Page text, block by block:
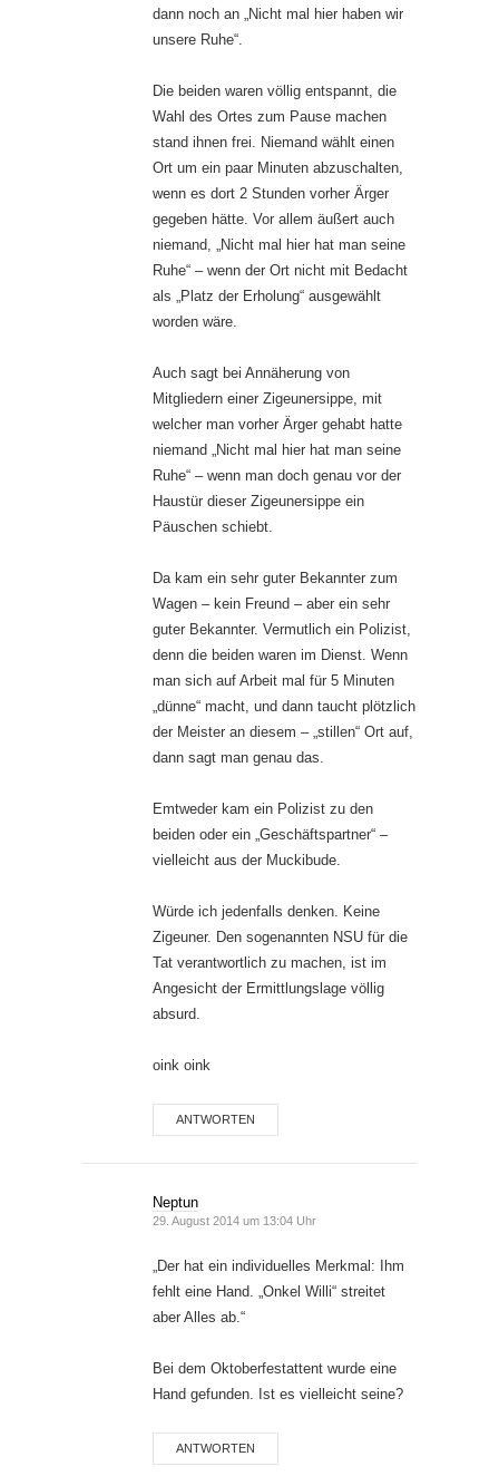
dann noch an „Nicht mal hier haben wir
unsere Ruhe“.
Die beiden waren völlig entspannt, die
Wahl des Ortes zum Pause machen
stand ihnen frei. Niemand wählt einen
Ort um ein paar Minuten abzuschalten,
wenn es dort 2 Stunden vorher Ärger
gegeben hätte. Vor allem äußert auch
niemand, „Nicht mal hier hat man seine
Ruhe“ – wenn der Ort nicht mit Bedacht
als „Platz der Erholung“ ausgewählt
worden wäre.
Auch sagt bei Annäherung von
Mitgliedern einer Zigeunersippe, mit
welcher man vorher Ärger gehabt hatte
niemand „Nicht mal hier hat man seine
Ruhe“ – wenn man doch genau vor der
Haustür dieser Zigeunersippe ein
Päuschen schiebt.
Da kam ein sehr guter Bekannter zum
Wagen – kein Freund – aber ein sehr
guter Bekannter. Vermutlich ein Polizist,
denn die beiden waren im Dienst. Wenn
man sich auf Arbeit mal für 5 Minuten
„dünne“ macht, und dann taucht plötzlich
der Meister an diesem – „stillen“ Ort auf,
dann sagt man genau das.
Emtweder kam ein Polizist zu den
beiden oder ein „Geschäftspartner“ –
vielleicht aus der Muckibude.
Würde ich jedenfalls denken. Keine
Zigeuner. Den sogenannten NSU für die
Tat verantwortlich zu machen, ist im
Angesicht der Ermittlungslage völlig
absurd.
oink oink
ANTWORTEN
Neptun
29. August 2014 um 13:04 Uhr
„Der hat ein individuelles Merkmal: Ihm
fehlt eine Hand. „Onkel Willi“ streitet
aber Alles ab.“
Bei dem Oktoberfestattent wurde eine
Hand gefunden. Ist es vielleicht seine?
ANTWORTEN